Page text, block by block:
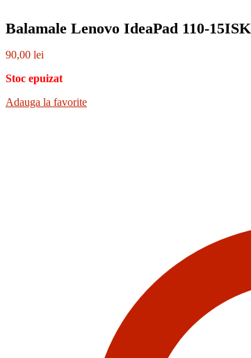
Balamale Lenovo IdeaPad 110-15ISK
90,00 lei
Stoc epuizat
Adauga la favorite